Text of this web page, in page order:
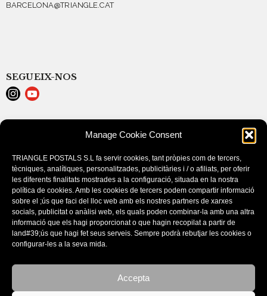
Manage Cookie Consent
TRIANGLE POSTALS S.L fa servir cookies, tant pròpies com de tercers,
tècniques, analítiques, personalitzades, publicitàries i / o afiliats, per oferir
les diferents finalitats mostrades a la configuració, situada en la nostra
política de cookies. Amb les cookies de tercers podem compartir informació
sobre el ;ús que faci del lloc web amb els nostres partners de xarxes
socials, publicitat o anàlisi web, els quals poden combinar-la amb una altra
informació que els hagi proporcionat o que hagin recopilat a partir de
land#39;ús que hagi fet seus serveis. Sempre podrà rebutjar les cookies o
configurar-les a la seva mida.
Accepta
BARCELONA@TRIANGLE.CAT
SEGUEIX-NOS
POLÍTICA DE COOKIES (EU)
CONDITIONS D’ACHAT
CATALOGUES
nuestro uso de cookies.
Aceptar la configuración